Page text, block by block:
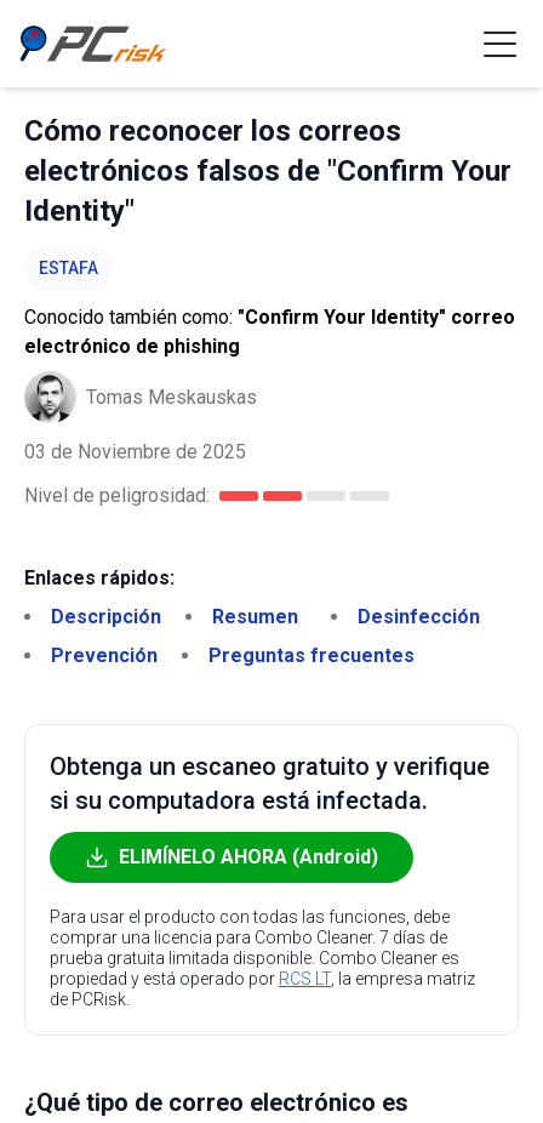
Cómo reconocer los correos
electrónicos falsos de "Confirm Your
Identity"
ESTAFA
Conocido también como: "Confirm Your Identity" correo
electrónico de phishing
Tomas Meskauskas
03 de Noviembre de 2025
Nivel de peligrosidad:
Enlaces rápidos:
Descripción
Resumen
Desinfección
Prevención
Preguntas frecuentes
Obtenga un escaneo gratuito y verifique
si su computadora está infectada.
ELIMÍNELO AHORA (Android)
Para usar el producto con todas las funciones, debe
comprar una licencia para Combo Cleaner. 7 días de
prueba gratuita limitada disponible. Combo Cleaner es
propiedad y está operado por RCS LT, la empresa matriz
de PCRisk.
¿Qué tipo de correo electrónico es